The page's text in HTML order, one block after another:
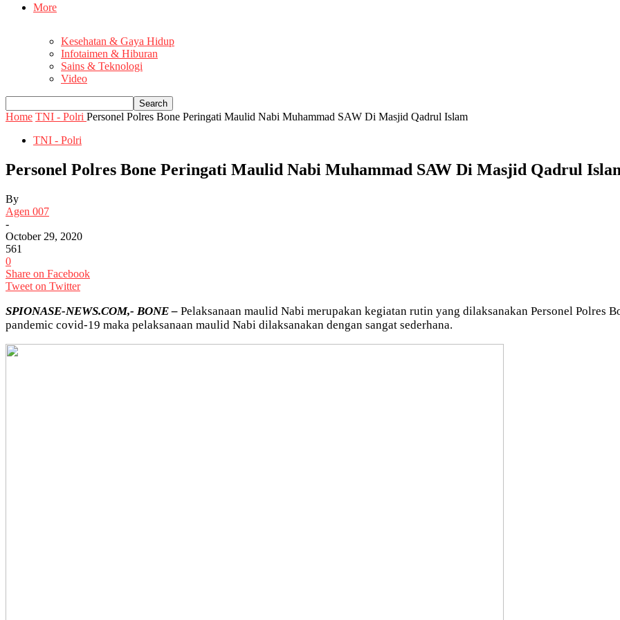
More
Kesehatan & Gaya Hidup
Infotaimen & Hiburan
Sains & Teknologi
Video
Home TNI - Polri Personel Polres Bone Peringati Maulid Nabi Muhammad SAW Di Masjid Qadrul Islam
TNI - Polri
Personel Polres Bone Peringati Maulid Nabi Muhammad SAW Di Masjid Qadrul
By
Agen 007
-
October 29, 2020
561
0
Share on Facebook
Tweet on Twitter
SPIONASE-NEWS.COM,- BONE – Pelaksanaan maulid Nabi merupakan kegiatan rutin yang dilaksanakan Personel Polres
pandemic covid-19 maka pelaksanaan maulid Nabi dilaksanakan dengan sangat sederhana.